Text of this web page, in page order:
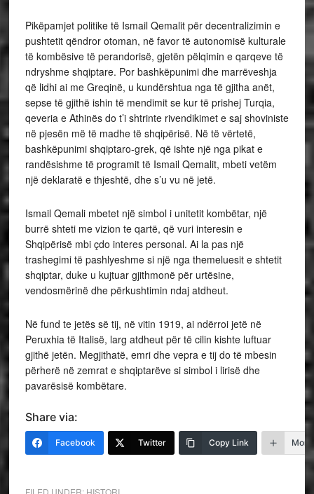
Pikëpamjet politike të Ismail Qemalit për decentralizimin e
pushtetit qëndror otoman, në favor të autonomisë kulturale
të kombësive të perandorisë, gjetën pëlqimin e qarqeve të
ndryshme shqiptare. Por bashkëpunimi dhe marrëveshja
që lidhi ai me Greqinë, u kundërshtua nga të gjitha anët,
sepse të gjithë ishin të mendimit se kur të prishej Turqia,
qeveria e Athinës do t’i shtrinte rivendikimet e saj shoviniste
në pjesën më të madhe të shqipërisë. Në të vërtetë,
bashkëpunimi shqiptaro-grek, që ishte një nga pikat e
randësishme të programit të Ismail Qemalit, mbeti vetëm
një deklaratë e thjeshtë, dhe s’u vu në jetë.
Ismail Qemali mbetet një simbol i unitetit kombëtar, një
burrë shteti me vizion te qartë, që vuri interesin e
Shqipërisë mbi çdo interes personal. Ai la pas një
trashegimi të pashlyeshme si një nga themeluesit e shtetit
shqiptar, duke u kujtuar gjithmonë për urtësine,
vendosmërinë dhe përkushtimin ndaj atdheut.
Në fund te jetës së tij, në vitin 1919, ai ndërroi jetë në
Peruxhia të Italisë, larg atdheut për të cilin kishte luftuar
gjithë jetën. Megjithatë, emri dhe vepra e tij do të mbesin
përherë në zemrat e shqiptarëve si simbol i lirisë dhe
pavarësisë kombëtare.
Share via:
Facebook Twitter Copy Link More